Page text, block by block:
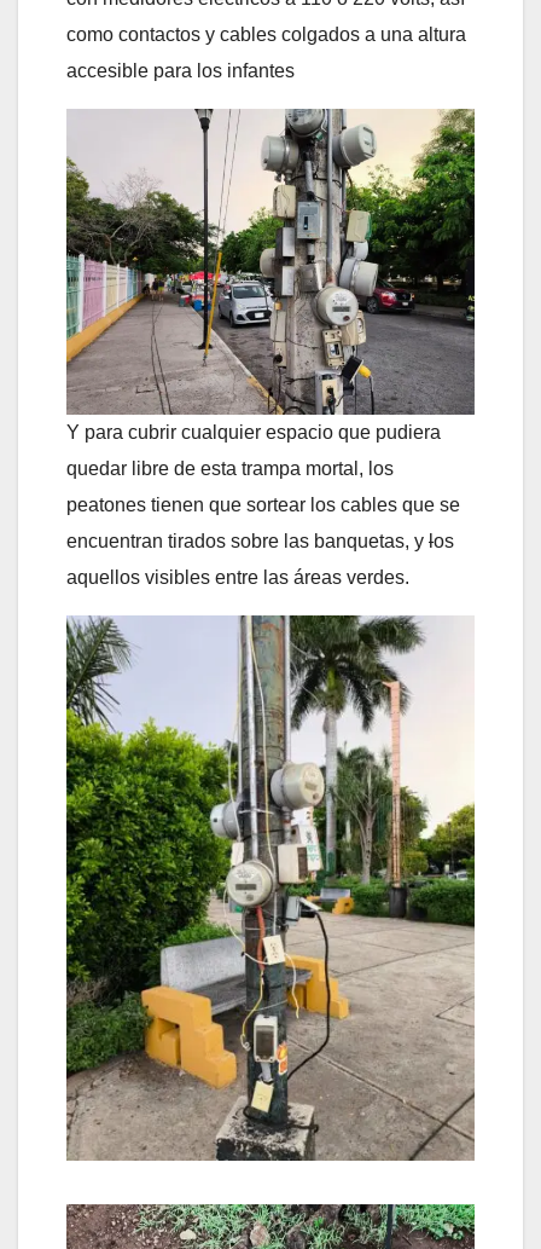
como contactos y cables colgados a una altura
accesible para los infantes
Y para cubrir cualquier espacio que pudiera
quedar libre de esta trampa mortal, los
peatones tienen que sortear los cables que se
encuentran tirados sobre las banquetas, y los
aquellos visibles entre las áreas verdes.